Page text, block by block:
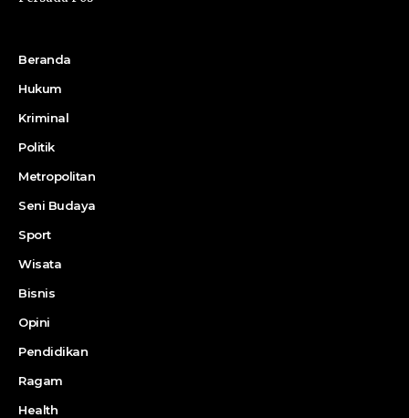
Beranda
Hukum
Kriminal
Politik
Metropolitan
Seni Budaya
Sport
Wisata
Bisnis
Opini
Pendidikan
Ragam
Health